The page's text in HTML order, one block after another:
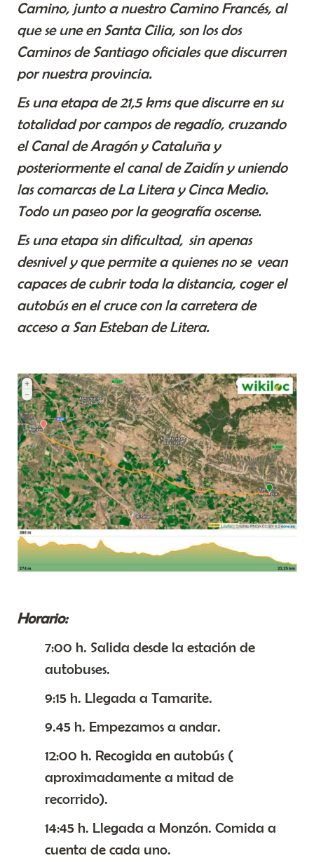
Camino, junto a nuestro Camino Francés, al
que se une en Santa Cilia, son los dos
Caminos de Santiago oficiales que discurren
por nuestra provincia.
Es una etapa de 21,5 kms que discurre en su
totalidad por campos de regadío, cruzando
el Canal de Aragón y Cataluña y
posteriormente el canal de Zaidín y uniendo
las comarcas de La Litera y Cinca Medio.
Todo un paseo por la geografía oscense.
Es una etapa sin dificultad, sin apenas
desnivel y que permite a quienes no se vean
capaces de cubrir toda la distancia, coger el
autobús en el cruce con la carretera de
acceso a San Esteban de Litera.
Horario:
7:00 h. Salida desde la estación de
autobuses.
9:15 h. Llegada a Tamarite.
9.45 h. Empezamos a andar.
12:00 h. Recogida en autobús (
aproximadamente a mitad de
recorrido).
14:45 h. Llegada a Monzón. Comida a
cuenta de cada uno.